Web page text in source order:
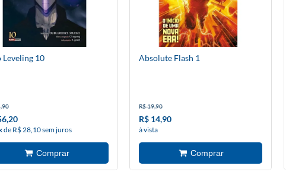
Leveling 10
de R$ 28,10 sem juros
Absolute Flash 1
R$ 19,90
R$ 14,90
à vista